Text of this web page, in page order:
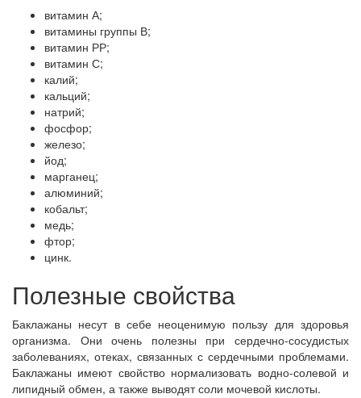
витамин А;
витамины группы В;
витамин РР;
витамин С;
калий;
кальций;
натрий;
фосфор;
железо;
йод;
марганец;
алюминий;
кобальт;
медь;
фтор;
цинк.
Полезные свойства
Баклажаны несут в себе неоценимую пользу для здоровья
организма. Они очень полезны при сердечно-сосудистых
заболеваниях, отеках, связанных с сердечными проблемами.
Баклажаны имеют свойство нормализовать водно-солевой и
липидный обмен, а также выводят соли мочевой кислоты.